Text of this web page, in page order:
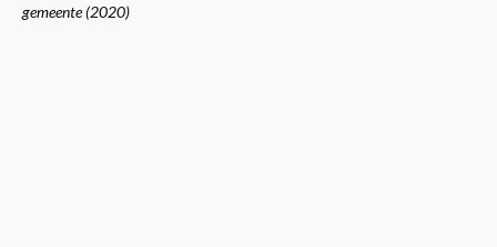
gemeente (2020)